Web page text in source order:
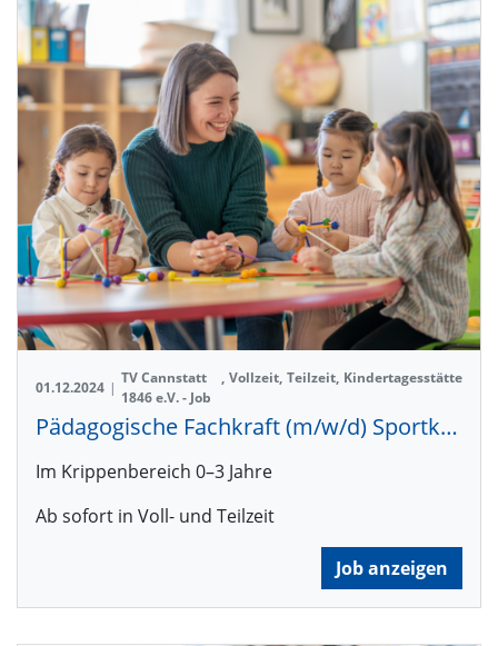
01.12.2024 |
TV Cannstatt
1846 e.V. - Job
, Vollzeit, Teilzeit, Kindertagesstätte
Pädagogische Fachkraft (m/w/d) Sportkita Freiberg
Im Krippenbereich 0–3 Jahre
Ab sofort in Voll- und Teilzeit
Job anzeigen